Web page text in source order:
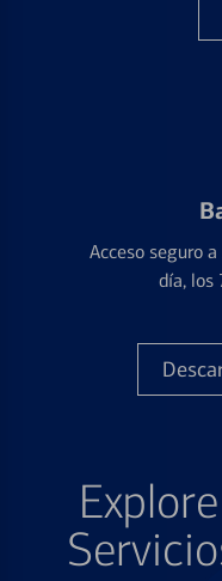
Acceso seguro
día, los